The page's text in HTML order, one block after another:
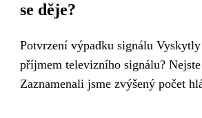
se děje?
Potvrzení výpadku signálu Vyskytly
příjmem televizního signálu?
Zaznamenali jsme zvýšený počet